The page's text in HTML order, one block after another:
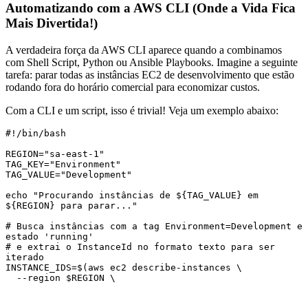
Automatizando com a AWS CLI (Onde a Vida Fica
Mais Divertida!)
A verdadeira força da AWS CLI aparece quando a combinamos
com Shell Script, Python ou Ansible Playbooks. Imagine a seguinte
tarefa: parar todas as instâncias EC2 de desenvolvimento que estão
rodando fora do horário comercial para economizar custos.
Com a CLI e um script, isso é trivial! Veja um exemplo abaixo:
#!/bin/bash
REGION="sa-east-1"
TAG_KEY="Environment"
TAG_VALUE="Development"
echo "Procurando instâncias de ${TAG_VALUE} em
${REGION} para parar..."
# Busca instâncias com a tag Environment=Development e
estado 'running'
# e extrai o InstanceId no formato texto para ser
iterado
INSTANCE_IDS=$(aws ec2 describe-instances \